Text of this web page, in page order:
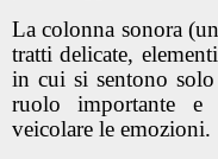
La colonna sonora
tratti delicate,
in cui si sentono
ruolo importante e
veicolare le emozioni.